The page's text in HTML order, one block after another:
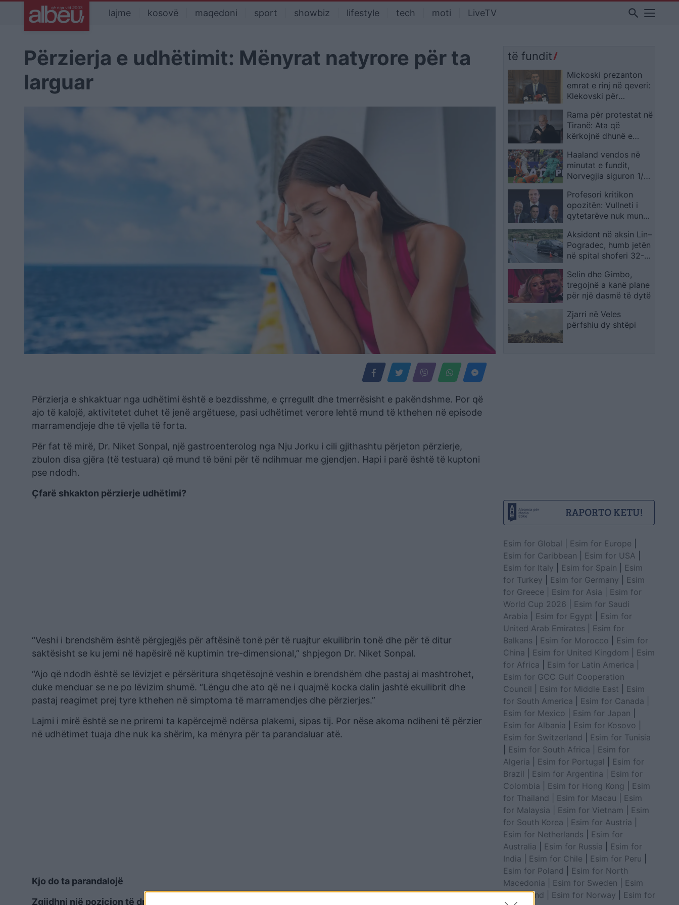
lajme kosovë maqedoni sport showbiz lifestyle tech moti LiveTV search
Përzierja e udhëtimit: Mënyrat natyrore për ta
larguar
Përzierja e shkaktuar nga udhëtimi është e bezdisshme, e çrregullt dhe tmerrësisht e pakëndshme. Por që
ajo të kalojë, aktivitetet duhet të jenë argëtuese, pasi udhëtimet verore lehtë mund të kthehen në episode
marramendjeje dhe të vjella të forta.
Për fat të mirë, Dr. Niket Sonpal, një gastroenterolog nga Nju Jorku i cili gjithashtu përjeton përzierje,
zbulon disa gjëra (të testuara) që mund të bëni për të ndihmuar me gjendjen. Hapi i parë është të kuptoni
pse ndodh.
Çfarë shkakton përzierje udhëtimi?
“Veshi i brendshëm është përgjegjës për aftësinë tonë për të ruajtur ekuilibrin tonë dhe për të ditur
saktësisht se ku jemi në hapësirë ​​në kuptimin tre-dimensional,” shpjegon Dr. Niket Sonpal.
“Ajo që ndodh është se lëvizjet e përsëritura shqetësojnë veshin e brendshëm dhe pastaj ai mashtrohet,
duke menduar se ne po lëvizim shumë. “Lëngu dhe ato që ne i quajmë kocka dalin jashtë ekuilibrit dhe
pastaj reagimet prej tyre kthehen në simptoma të marramendjes dhe përzierjes.”
Lajmi i mirë është se ne priremi ta kapërcejmë ndërsa plakemi, sipas tij. Por nëse akoma ndiheni të përzier
në udhëtimet tuaja dhe nuk ka shërim, ka mënyra për ta parandaluar atë.
Kjo do ta parandalojë
Zgjidhni një pozicion të dritares ose uluni përpara
të fundit
Mickoski prezanton
emrat e rinj në qeveri:
Klekovski për
Vellkovski për MPPS-
në
Rama për protestat në
Tiranë: Ata që
kërkojnë dhunë e
dështojnë
Haaland vendos në
minutat e fundit,
Norvegjia siguron 1/8
Profesori kritikon
opozitën: Vullneti i
qytetarëve nuk mund
Aksident në aksin Lin–
Pogradec, humb jetën
në spital shoferi 32-
Selin dhe Gimbo,
tregojnë a kanë plane
për një dasmë të dytë
Zjarri në Veles
përfshiu dy shtëpi
Esim for Global Esim for Europe
Esim for Caribbean
Esim for USA
Esim for Italy
Esim for Spain
Esim
for Turkey
Esim for Germany
Esim
for Greece
Esim for Asia
Esim for
World Cup 2026
Esim for Saudi
Arabia
Esim for Egypt
Esim for
United Arab Emirates
Esim for
Balkans
Esim for Morocco
Esim for
China
Esim for United Kingdom
Esim
for Africa
Esim for Latin America
Esim for GCC Gulf Cooperation
Council
Esim for Middle East
Esim
for South America
Esim for Canada
Esim for Mexico
Esim for Japan
Esim for Albania
Esim for Kosovo
Esim for Switzerland
Esim for Tunisia
Esim for South Africa
Esim for
Algeria
Esim for Portugal
Esim for
Brazil
Esim for Argentina
Esim for
Colombia
Esim for Hong Kong
Esim
for Thailand
Esim for Macau
Esim
for Malaysia
Esim for Vietnam
Esim
for South Korea
Esim for Austria
Esim for Netherlands
Esim for
Australia
Esim for Russia
Esim for
India
Esim for Chile Esim for Peru
Esim for Poland
Esim for North
Macedonia
Esim for Sweden
Esim
for Finland
Esim for Norway
Esim for